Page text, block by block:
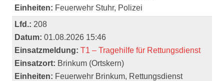
Einheiten: Feuerwehr Stuhr, Polizei
Lfd.: 208
Datum: 01.08.2026 15:46
Einsatzmeldung: T1 – Tragehilfe für Rettungsdienst
Einsatzort: Brinkum (Ortskern)
Einheiten: Feuerwehr Brinkum, Rettungsdienst